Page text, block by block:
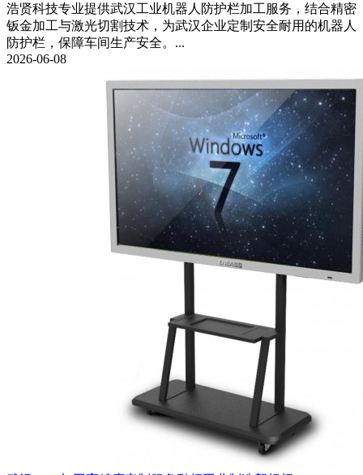
浩贤科技专业提供武汉工业机器人防护栏加工服务，结合精密
钣金加工与激光切割技术，为武汉企业定制安全耐用的机器人
防护栏，保障车间生产安全。...
2026-06-08